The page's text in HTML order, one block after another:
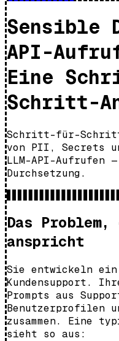
Sensible
API-
Eine
Schritt-
Schritt-für-
von PII, Secrets
LLM-API-Aufrufen
Durchsetzung.
Das Problem,
anspricht
Sie entwickeln
Kundensupport.
Prompts aus
Benutzerprofilen
zusammen. Eine
sieht so aus: